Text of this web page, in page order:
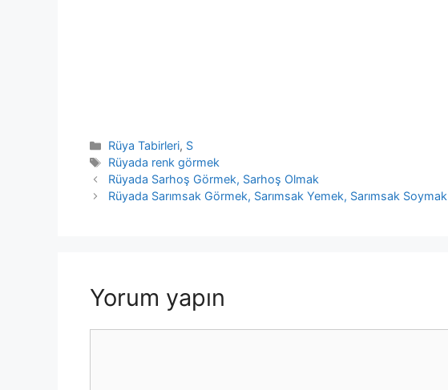
Kategoriler
Rüya Tabirleri, S
Etiketler
Rüyada renk görmek
Rüyada Sarhoş Görmek, Sarhoş Olmak
Rüyada Sarımsak Görmek, Sarımsak Yemek, Sarımsak Soymak
Yorum yapın